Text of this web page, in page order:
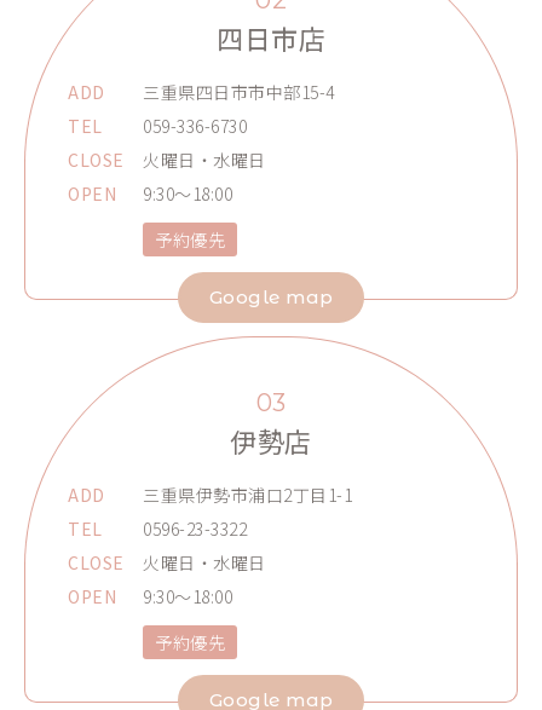
四日市店
ADD
三重県四日市市中部15-4
TEL
059-336-6730
CLOSE
火曜日・水曜日
OPEN
9:30～18:00
予約優先
Google map
03
伊勢店
ADD
三重県伊勢市浦口2丁目1-1
TEL
0596-23-3322
CLOSE
火曜日・水曜日
OPEN
9:30～18:00
予約優先
Google map